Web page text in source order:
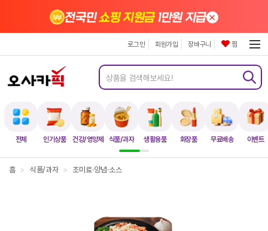
전체 인기상품 건강/영양제 식품/과자 생활용품 화장품 무료배송 이벤트
전국민쇼핑 지원금1만원 지급×
로그인 회원가입 장바구니 찜
홈 > 식품/과자 > 조미료·양념·소스